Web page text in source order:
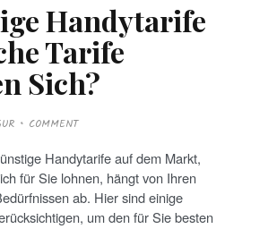
Handytarife
Tarife
Sich?
COMMENT
Handytarife auf dem Markt,
für Sie lohnen, hängt von Ihren
ab. Hier sind einige
um den für Sie besten